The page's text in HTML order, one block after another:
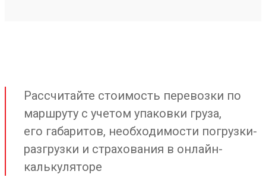
Рассчитайте стоимость перевозки по
маршруту с учетом упаковки груза,
его габаритов, необходимости погрузки-
разгрузки и страхования в онлайн-
калькуляторе